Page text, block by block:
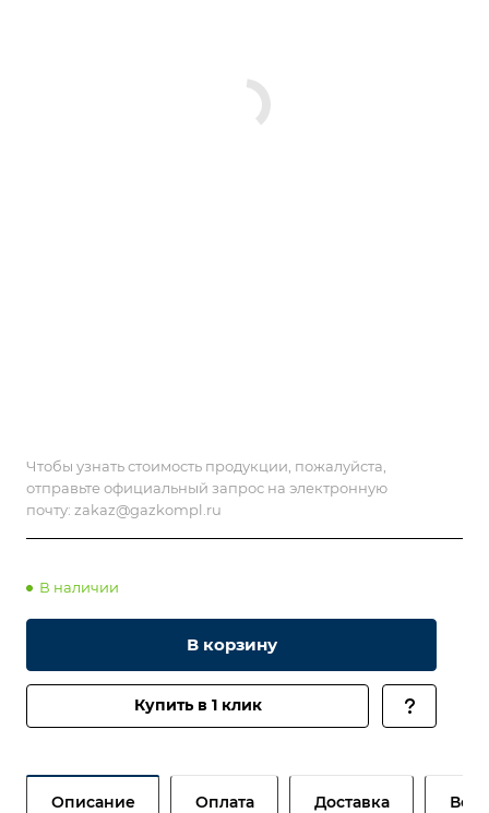
Чтобы узнать стоимость продукции, пожалуйста,
отправьте официальный запрос на электронную
почту: zakaz@gazkompl.ru
В наличии
В корзину
Купить в 1 клик
Описание Оплата Доставка